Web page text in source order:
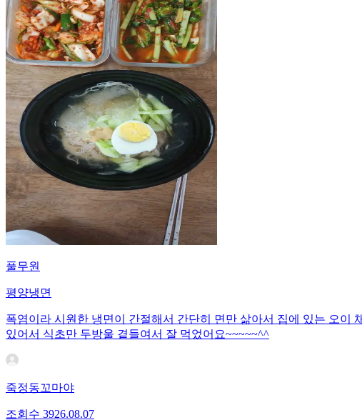
풀무원
평양냉면
폭염이라 시원한 냉면이 간절해서 간단히 면만 삶아서 집에 있는 오이
있어서 식초만 두방울 곁들여서 잘 먹었어요~~~~~^^
죽정동꼬마야
조회수 3926.08.07